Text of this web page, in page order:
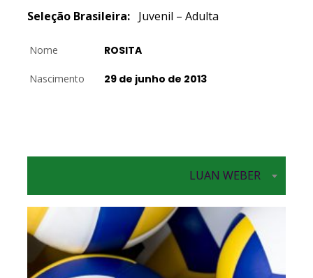
Seleção Brasileira: Juvenil – Adulta
Nome ROSITA
Nascimento 29 de junho de 2013
LUAN WEBER